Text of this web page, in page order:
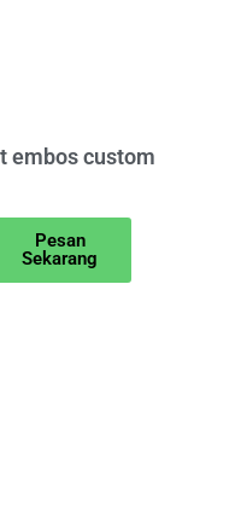
embos custom
Pesan
Sekarang